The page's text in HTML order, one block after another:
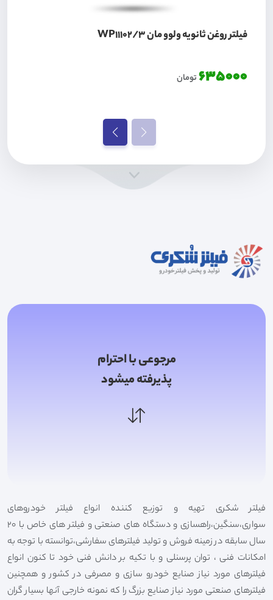
فیلتر روغن ثانویه ولوو مان WP11102/3
635000تومان
مرجوعی با احترام
پذیرفته میشود
فیلتر شکری تهیه و توزیع کننده انواع فیلتر خودروهای
سواری،سنگین،راهسازی و دستگاه های صنعتی و فیلتر های خاص با 20
سال سابقه در زمینه فروش و تولید فیلترهای سفارشی،توانسته با توجه به
امکانات فنی ، توان پرسنلی و با تکیه بر دانش فنی خود تا کنون انواع
فیلترهای مورد نیاز صنایع خودرو سازی و مصرفی در کشور و همچنین
فیلترهای صنعتی مورد نیاز صنایع بزرگ را که نمونه خارجی آنها بسیار گران